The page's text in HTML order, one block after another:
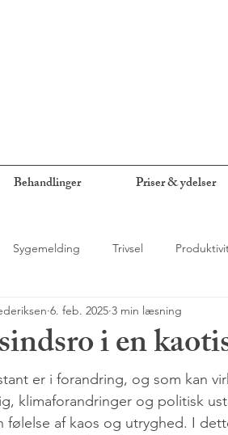
Behandlinger Priser & ydelser
Sygemelding Trivsel
Sorg Krise Tab
Parforhold Børn og unge
i en
6. feb. 2025 3 min læsning
er i forandring, og som kan
klimaforandringer og politisk
følelse af kaos og utryghed. I